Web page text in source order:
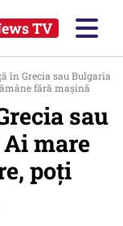
TV
în Grecia sau Bulgaria
fără maşină
sau
mare
poţi